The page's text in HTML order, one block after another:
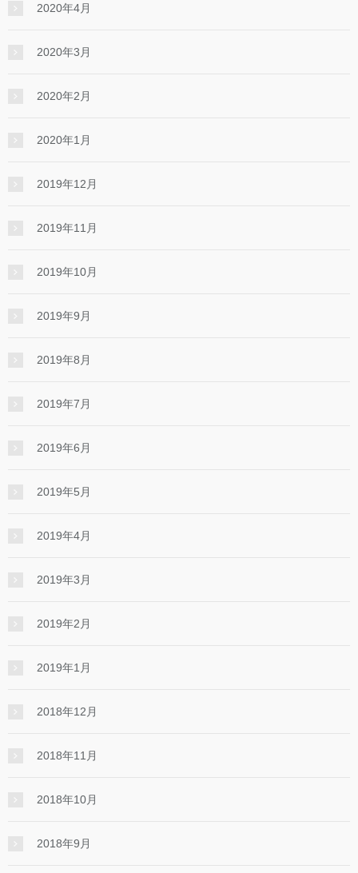
2020年4月
2020年3月
2020年2月
2020年1月
2019年12月
2019年11月
2019年10月
2019年9月
2019年8月
2019年7月
2019年6月
2019年5月
2019年4月
2019年3月
2019年2月
2019年1月
2018年12月
2018年11月
2018年10月
2018年9月